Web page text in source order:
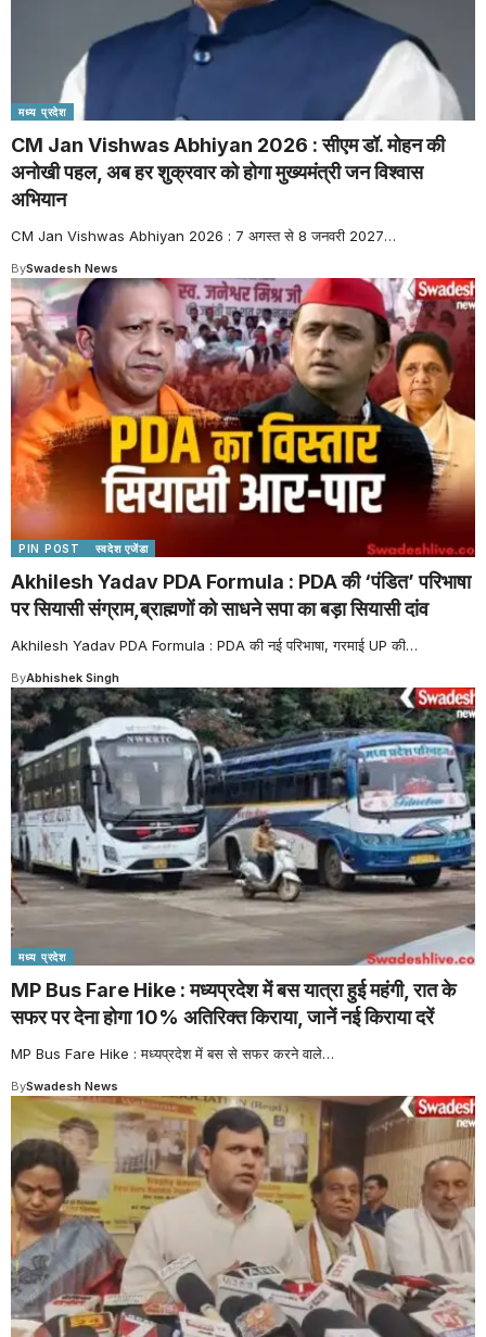
मध्य प्रदेश
CM Jan Vishwas Abhiyan 2026 : सीएम डॉ. मोहन की
अनोखी पहल, अब हर शुक्रवार को होगा मुख्यमंत्री जन विश्वास
अभियान
CM Jan Vishwas Abhiyan 2026 : 7 अगस्त से 8 जनवरी 2027…
BySwadesh News
PIN POST स्वदेश एजेंडा
Akhilesh Yadav PDA Formula : PDA की ‘पंडित’ परिभाषा
पर सियासी संग्राम,ब्राह्मणों को साधने सपा का बड़ा सियासी दांव
Akhilesh Yadav PDA Formula : PDA की नई परिभाषा, गरमाई UP की…
ByAbhishek Singh
मध्य प्रदेश
MP Bus Fare Hike : मध्यप्रदेश में बस यात्रा हुई महंगी, रात के
सफर पर देना होगा 10% अतिरिक्त किराया, जानें नई किराया दरें
MP Bus Fare Hike : मध्यप्रदेश में बस से सफर करने वाले…
BySwadesh News